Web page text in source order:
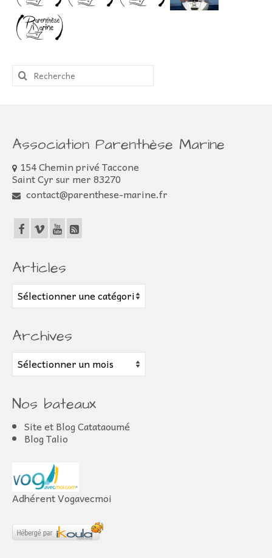
Rechercher
:
Association Parenthèse Marine
154 Chemin privé Taccone
Saint Cyr sur mer 83270
contact@parenthese-marine.fr
Articles
Articles
Archives
Archives
Nos bateaux
Site et Blog Catataoumé
Blog Talio
Adhérent Vogavecmoi